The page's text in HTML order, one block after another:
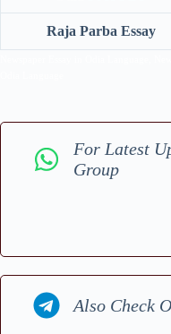
Raja Parba Essay
For Latest
Group
Also Check